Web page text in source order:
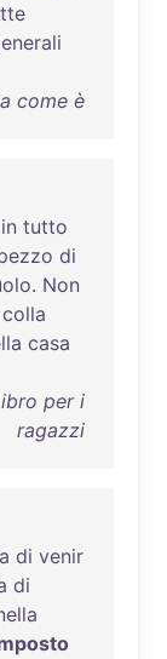
come è
in tutto
di
. Non
colla
casa
per i
ragazzi
di venir
di